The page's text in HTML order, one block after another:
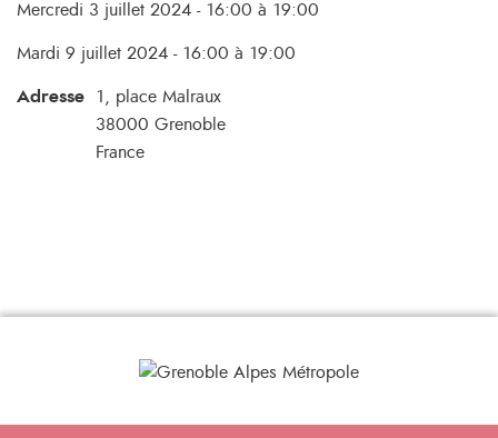
Mercredi 3 juillet 2024 - 16:00 à 19:00
Mardi 9 juillet 2024 - 16:00 à 19:00
Adresse
1, place Malraux
38000 Grenoble
France